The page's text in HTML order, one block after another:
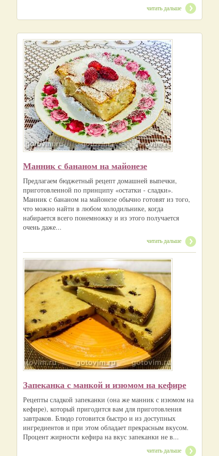
читать дальше
Манник с бананом на майонезе
Предлагаем бюджетный рецепт домашней выпечки,
приготовленной по принципу «остатки - сладки».
Манник с бананом на майонезе обычно готовят из того,
что можно найти в любом холодильнике, когда
набирается всего понемножку и из этого получается
очень даже...
читать дальше
Запеканка с манкой и изюмом на кефире
Рецепты сладкой запеканки (она же манник с изюмом на
кефире), который пригодится вам для приготовления
завтраков. Блюдо готовится быстро и из доступных
ингредиентов и при этом обладает прекрасным вкусом.
Процент жирности кефира на вкус запеканки не в...
читать дальше